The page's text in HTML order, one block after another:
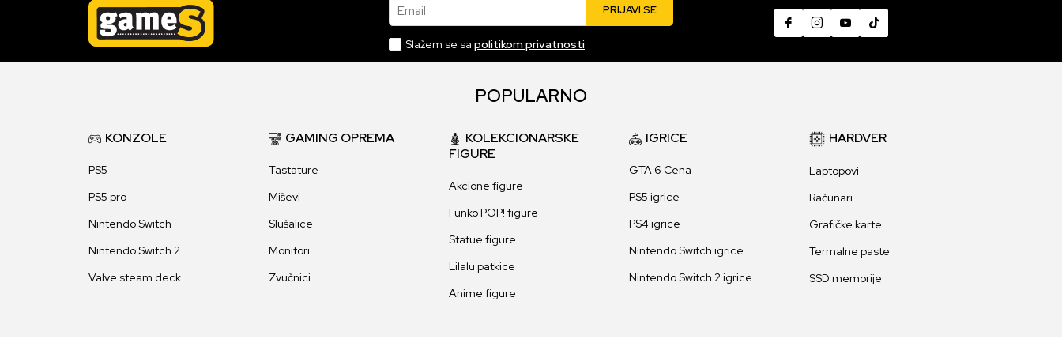
Email PRIJAVI SE
Slažem se sa politikom privatnosti
POPULARNO
KONZOLE
PS5
PS5 pro
Nintendo Switch
Nintendo Switch 2
Valve steam deck
GAMING OPREMA
Tastature
Miševi
Slušalice
Monitori
Zvučnici
KOLEKCIONARSKE
FIGURE
Akcione figure
Funko POP! figure
Statue figure
Lilalu patkice
Anime figure
IGRICE
GTA 6 Cena
PS5 igrice
PS4 igrice
Nintendo Switch igrice
Nintendo Switch 2 igrice
HARDVER
Laptopovi
Računari
Grafičke karte
Termalne paste
SSD memorije